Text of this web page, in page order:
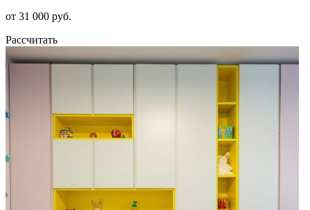
от 31 000 руб.
Рассчитать